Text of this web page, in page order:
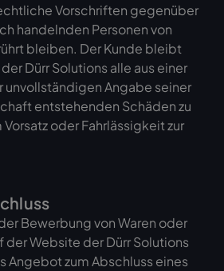
Vorschriften gegenüber
handelnden Personen von
bleiben. Der Kunde bleibt
Dürr Solutions alle aus einer
unvollständigen Angabe seiner
entstehenden Schäden zu
oder Fahrlässigkeit zur
Bewerbung von Waren oder
Website der Dürr Solutions
Angebot zum Abschluss eines